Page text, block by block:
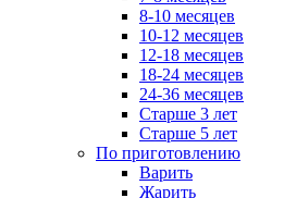
8-10 месяцев
10-12 месяцев
12-18 месяцев
18-24 месяцев
24-36 месяцев
Старше 3 лет
Старше 5 лет
По приготовлению
Варить
Жарить